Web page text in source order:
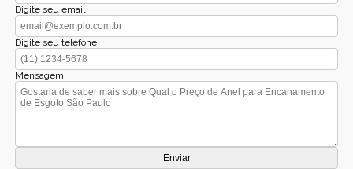
Digite seu email
Digite seu telefone
Mensagem